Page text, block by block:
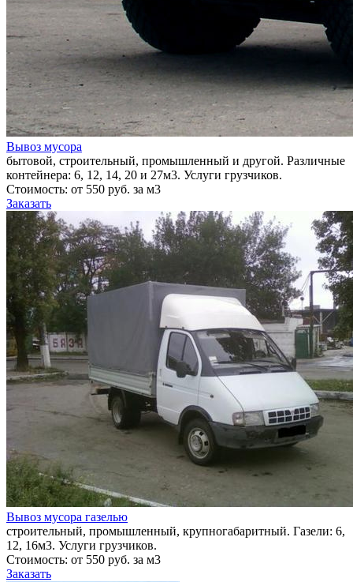
Вывоз мусора
бытовой, строительный, промышленный и другой. Различные
контейнера: 6, 12, 14, 20 и 27м3. Услуги грузчиков.
Стоимость: от 550 руб. за м3
Заказать
Вывоз мусора газелью
строительный, промышленный, крупногабаритный. Газели: 6,
12, 16м3. Услуги грузчиков.
Стоимость: от 550 руб. за м3
Заказать